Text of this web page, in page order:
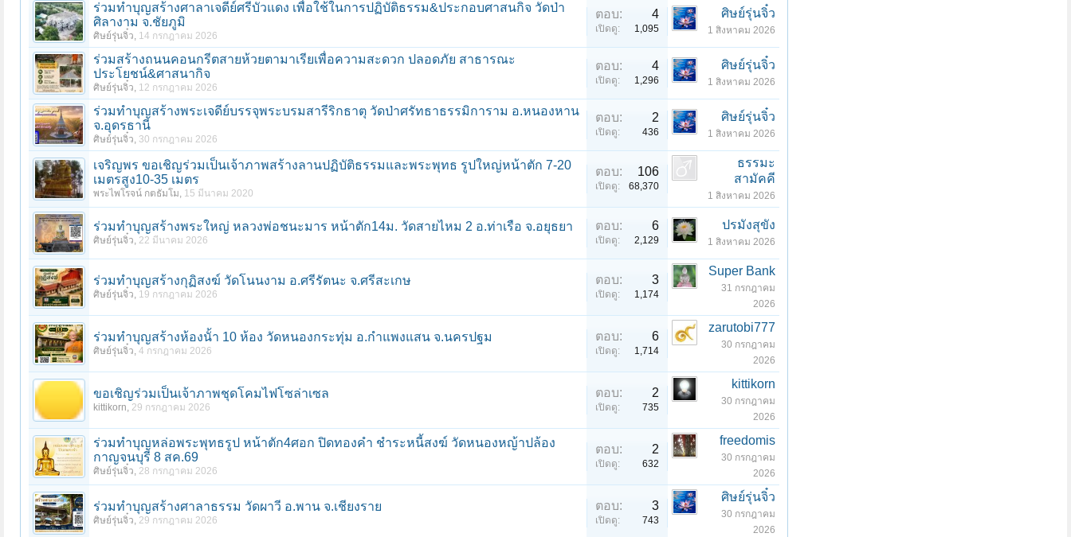
ร่วมทําบุญสร้างศาลาเจดีย์ศรีบัวแดง เพื่อใช้ในการปฏิบัติธรรม&ประกอบศาสนกิจ วัดป่า
ศิลางาม จ.ชัยภูมิ
ศิษย์รุ่นจิ๋ว, 14 กรกฎาคม 2026
ตอบ: 4
เปิดดู: 1,095
ศิษย์รุ่นจิ๋ว
1 สิงหาคม 2026
ร่วมสร้างถนนคอนกรีตสายห้วยตามาเรียเพื่อความสะดวก ปลอดภัย สาธารณะ
ประโยชน์&ศาสนากิจ
ศิษย์รุ่นจิ๋ว, 12 กรกฎาคม 2026
ตอบ: 4
เปิดดู: 1,296
ศิษย์รุ่นจิ๋ว
1 สิงหาคม 2026
ร่วมทําบุญสร้างพระเจดีย์บรรจุพระบรมสารีริกธาตุ วัดป่าศรัทธาธรรมิการาม อ.หนองหาน
จ.อุดรธานี
ศิษย์รุ่นจิ๋ว, 30 กรกฎาคม 2026
ตอบ: 2
เปิดดู: 436
ศิษย์รุ่นจิ๋ว
1 สิงหาคม 2026
เจริญพร ขอเชิญร่วมเป็นเจ้าภาพสร้างลานปฏิบัติธรรมและพระพุทธ รูปใหญ่หน้าตัก 7-20
เมตรสูง10-35 เมตร
พระไพโรจน์ กตธัมโม, 15 มีนาคม 2020
ตอบ: 106
เปิดดู: 68,370
ธรรมะ
สามัคคี
1 สิงหาคม 2026
ร่วมทำบุญสร้างพระใหญ่ หลวงพ่อชนะมาร หน้าตัก14ม. วัดสายไหม 2 อ.ท่าเรือ จ.อยุธยา
ศิษย์รุ่นจิ๋ว, 22 มีนาคม 2026
ตอบ: 6
เปิดดู: 2,129
ปรมังสุขัง
1 สิงหาคม 2026
ร่วมทําบุญสร้างกุฏิสงฆ์ วัดโนนงาม อ.ศรีรัตนะ จ.ศรีสะเกษ
ศิษย์รุ่นจิ๋ว, 19 กรกฎาคม 2026
ตอบ: 3
เปิดดู: 1,174
Super Bank
31 กรกฎาคม
2026
ร่วมทําบุญสร้างห้องนั้า 10 ห้อง วัดหนองกระทุ่ม อ.กำแพงแสน จ.นครปฐม
ศิษย์รุ่นจิ๋ว, 4 กรกฎาคม 2026
ตอบ: 6
เปิดดู: 1,714
zarutobi777
30 กรกฎาคม
2026
ขอเชิญร่วมเป็นเจ้าภาพชุดโคมไฟโซล่าเซล
kittikorn, 29 กรกฎาคม 2026
ตอบ: 2
เปิดดู: 735
kittikorn
30 กรกฎาคม
2026
ร่วมทําบุญหล่อพระพุทธรูป หน้าตัก4ศอก ปิดทองคํา ชําระหนี้สงฆ์ วัดหนองหญ้าปล้อง
กาญจนบุรี 8 สค.69
ศิษย์รุ่นจิ๋ว, 28 กรกฎาคม 2026
ตอบ: 2
เปิดดู: 632
freedomis
30 กรกฎาคม
2026
ร่วมทําบุญสร้างศาลาธรรม วัดผาวี อ.พาน จ.เชียงราย
ศิษย์รุ่นจิ๋ว, 29 กรกฎาคม 2026
ตอบ: 3
เปิดดู: 743
ศิษย์รุ่นจิ๋ว
30 กรกฎาคม
2026
หน้า 1 ของ 420 1 420 ถัดไป >